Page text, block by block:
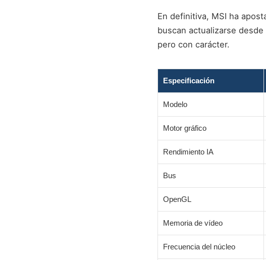
En definitiva, MSI ha
buscan actualizarse
pero con carácter.
Especificación
Modelo
Motor gráfico
Rendimiento IA
Bus
OpenGL
Memoria de vídeo
Frecuencia del núcleo